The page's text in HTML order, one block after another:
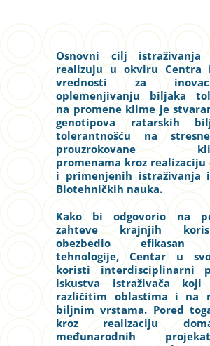
Osnovni cilj
realizuju u okviru Centra
vrednosti za
oplemenjivanju biljaka
na promene klime je
genotipova ratarskih
tolerantnošću na
prouzrokovane
promenama kroz realizaciju
i primenjenih istraživanja
Biotehničkih nauka.
Kako bi odgovorio na
zahteve krajnjih
obezbedio efikasan
tehnologije, Centar u
koristi interdisciplinarni
iskustva istraživača
različitim oblastima i na
biljnim vrstama. Pored
kroz realizaciju
međunarodnih